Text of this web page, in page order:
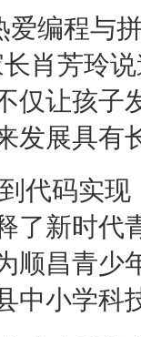
爱编程与
肖芳玲
仅让孩子
发展具有
代码实
了新时代
顺昌青少
中小学科